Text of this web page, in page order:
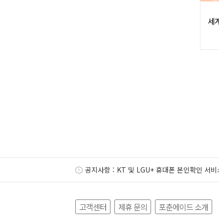
세
공지사항 : KT 및 LGU+ 휴대폰 본인확인 서
고객센터 제휴 문의 포춘에이드 소개